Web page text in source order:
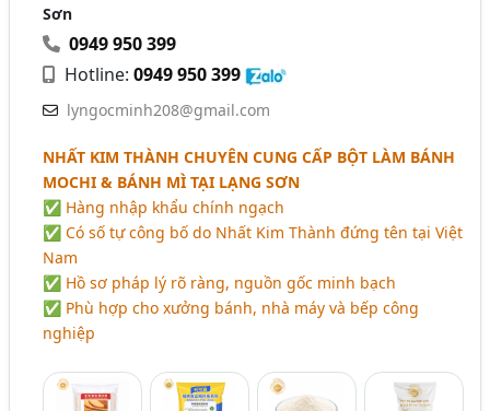
Sơn
0949 950 399
Hotline:0949 950 399
lyngocminh208@gmail.com
NHẤT KIM THÀNH CHUYÊN CUNG CẤP BỘT LÀM BÁNH
MOCHI & BÁNH MÌ TẠI LẠNG SƠN
✅ Hàng nhập khẩu chính ngạch
✅ Có số tự công bố do Nhất Kim Thành đứng tên tại Việt
Nam
✅ Hồ sơ pháp lý rõ ràng, nguồn gốc minh bạch
✅ Phù hợp cho xưởng bánh, nhà máy và bếp công
nghiệp